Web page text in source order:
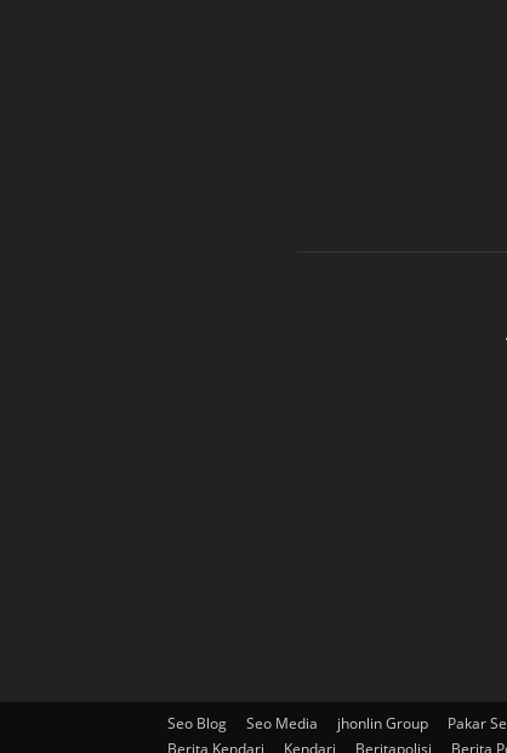
Seo Blog Seo Media jhonlin Group Pakar
Berita Kendari
Kendari Beritapolisi Berita